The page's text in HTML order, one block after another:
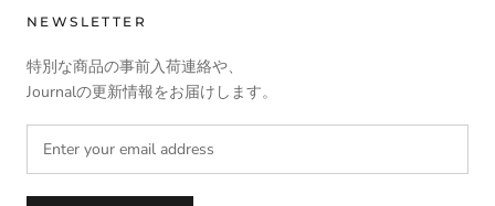
NEWSLETTER
特別な商品の事前入荷連絡や、
Journalの更新情報をお届けします。